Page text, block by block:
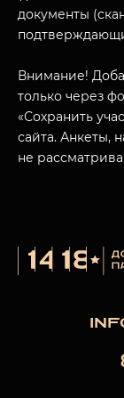
документы
Внимание!
только через
«Сохранить
сайта. Анкеты,
не